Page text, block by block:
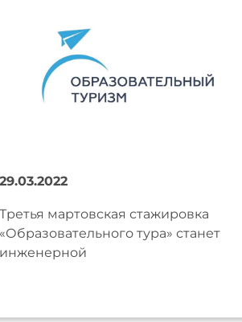
29.03.2022
Третья мартовская стажировка
«Образовательного тура» станет
инженерной